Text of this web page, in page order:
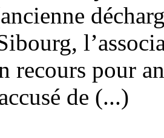
recours pour
de (...)